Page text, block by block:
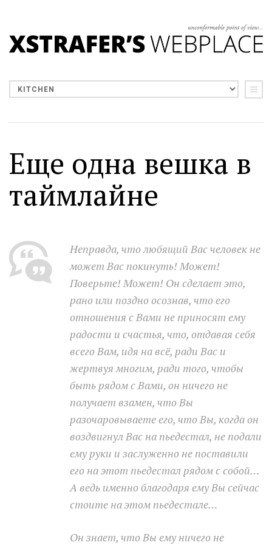
Еще одна вешка в
таймлайне
Неправда, что любящий Вас человек не
может Вас покинуть! Может!
Поверьте! Может! Он сделает это,
рано или поздно осознав, что его
отношения с Вами не приносят ему
радости и счастья, что, отдавая себя
всего Вам, идя на всё, ради Вас и
жертвуя многим, ради того, чтобы
быть рядом с Вами, он ничего не
получает взамен, что Вы
разочаровываете его, что Вы, когда он
воздвигнул Вас на пьедестал, не подали
ему руки и заслуженно не поставили
его на этот пьедестал рядом с собой…
А ведь именно благодаря ему Вы сейчас
стоите на этом пьедестале…
Он знает, что Вы ему ничего не
Moldova sightseeings
Blog Archives
To-Do
Wishlist
Связаться со мной
TAGZZZZ
24-70/2.8(52) 35mm/1.4(14)
75mm/f1.2(17) 85/1.4D(15)
automotive(22) Balti (32) D800 (88)
drone(19) fujifilm(28) hobby(32)
homestudio(16) howto(17)
mavic2pro(20) MavicXS(13)